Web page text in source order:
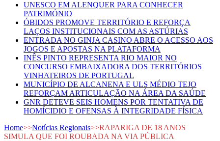
UNESCO EM ALENQUER PARA CONHECER
PATRIMÓNIO
ÓBIDOS PROMOVE TERRITÓRIO E REFORÇA
LAÇOS INSTITUCIONAIS COM AS ASTÚRIAS
ENTRADA NO GINJA CASINO ABRE O ACESSO AOS
JOGOS E APOSTAS NA PLATAFORMA
INÊS PINTO REPRESENTA RIO MAIOR NO
CONCURSO EMBAIXADORA DOS TERRITÓRIOS
VINHATEIROS DE PORTUGAL
MUNICÍPIO DE ALCANENA E ULS MÉDIO TEJO
REFORÇAM ARTICULAÇÃO NA ÁREA DA SAÚDE
GNR DETEVE SEIS HOMENS POR TENTATIVA DE
HOMÍCIDIO E OFENSAS À INTEGRIDADE FÍSICA
Home>>Notícias Regionais>>RAPARIGA DE 18 ANOS
SIMULA QUE FOI ROUBADA NA VIA PÚBLICA